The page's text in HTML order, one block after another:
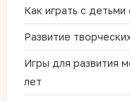
Как играть с детьми
Развитие
Игры для развития
лет